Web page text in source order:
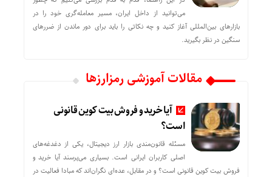
می‌توانید از داخل ایران، مسیر معامله‌گری خود را در
بازارهای بین‌المللی آغاز کنید و چه نکاتی را باید برای دور ماندن از ضررهای
سنگین در نظر بگیرید.
مقالات آموزشی رمزارزها
آیا خرید و فروش بیت کوین قانونی
است؟
مسئله قانون‌مندی بازار ارز دیجیتال، یکی از دغدغه‌های
اصلی کاربران ایرانی است. بسیاری می‌پرسند آیا خرید و
فروش بیت کوین قانونی است؟ و در مقابل، عده‌ای نگران‌اند که مبادا فعالیت در